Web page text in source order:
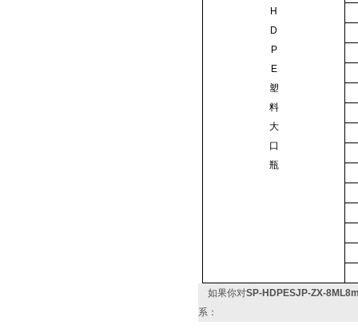
H
D
P
E
塑
料
大
口
瓶
如果你对SP-HDPESJP-ZX-
系：